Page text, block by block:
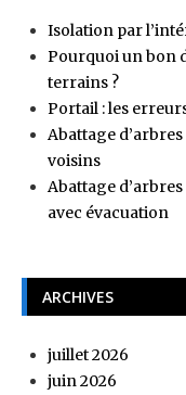
Isolation par
Pourquoi un bon
terrains ?
Portail : les
Abattage
voisins
Abattage
avec évacuation
ARCHIVES
juillet 2026
juin 2026